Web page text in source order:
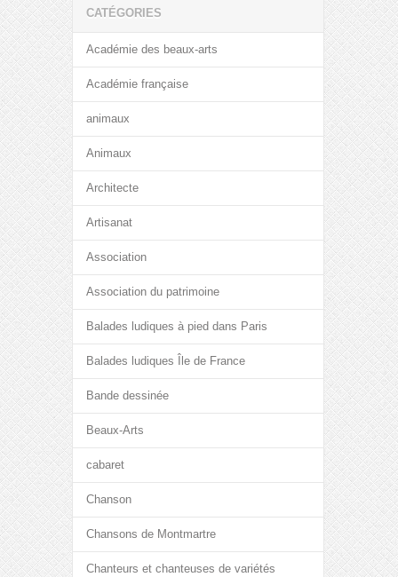
CATÉGORIES
Académie des beaux-arts
Académie française
animaux
Animaux
Architecte
Artisanat
Association
Association du patrimoine
Balades ludiques à pied dans Paris
Balades ludiques Île de France
Bande dessinée
Beaux-Arts
cabaret
Chanson
Chansons de Montmartre
Chanteurs et chanteuses de variétés